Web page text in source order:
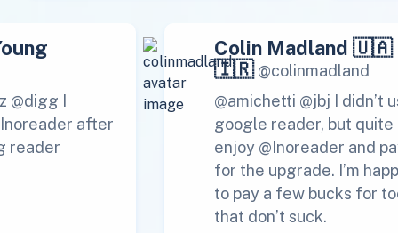
@digg I
after
reader
Colin Madland 🇺🇦
🇮🇷@colinmadland
@amichetti @jbj I didn’t
google reader, but quite
enjoy @Inoreader and
for the upgrade. I’m
to pay a few bucks for
that don’t suck.